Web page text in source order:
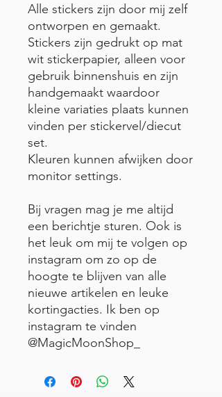
Alle stickers zijn door mij zelf
ontworpen en gemaakt.
Stickers zijn gedrukt op mat
wit stickerpapier, alleen voor
gebruik binnenshuis en zijn
handgemaakt waardoor
kleine variaties plaats kunnen
vinden per stickervel/diecut
set.
Kleuren kunnen afwijken door
monitor settings.
Bij vragen mag je me altijd
een berichtje sturen. Ook is
het leuk om mij te volgen op
instagram om zo op de
hoogte te blijven van alle
nieuwe artikelen en leuke
kortingacties. Ik ben op
instagram te vinden
@MagicMoonShop_